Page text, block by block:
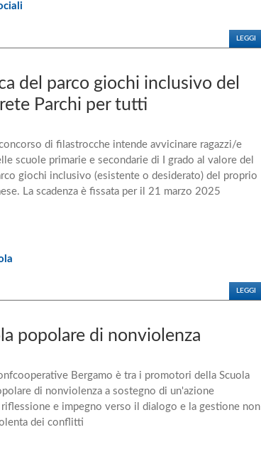
LEGGI
del parco giochi inclusivo del
Parchi per tutti
concorso di filastrocche intende avvicinare ragazzi/e
scuole primarie e secondarie di I grado al valore del
giochi inclusivo (esistente o desiderato) del proprio
La scadenza è fissata per il 21 marzo 2025
LEGGI
popolare di nonviolenza
Bergamo è tra i promotori della Scuola
di nonviolenza a sostegno di un'azione
e impegno verso il dialogo e la gestione non
dei conflitti